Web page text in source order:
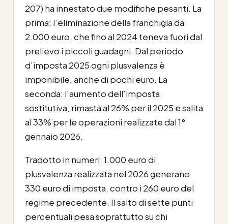
207) ha innestato due modifiche pesanti. La
prima: l’eliminazione della franchigia da
2.000 euro, che fino al 2024 teneva fuori dal
prelievo i piccoli guadagni. Dal periodo
d’imposta 2025 ogni plusvalenza è
imponibile, anche di pochi euro. La
seconda: l’aumento dell’imposta
sostitutiva, rimasta al 26% per il 2025 e salita
al 33% per le operazioni realizzate dal 1°
gennaio 2026.
Tradotto in numeri: 1.000 euro di
plusvalenza realizzata nel 2026 generano
330 euro di imposta, contro i 260 euro del
regime precedente. Il salto di sette punti
percentuali pesa soprattutto su chi